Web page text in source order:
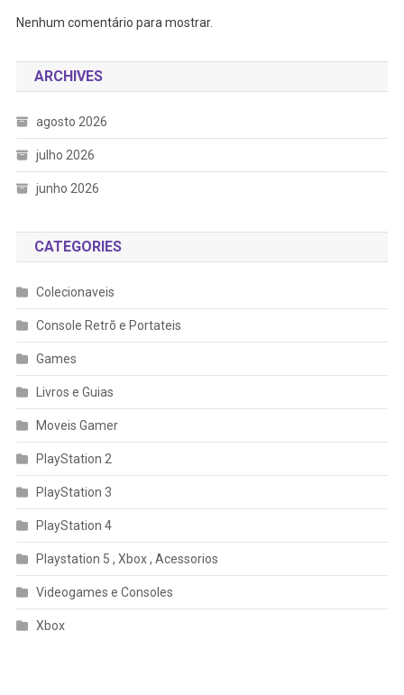
Nenhum comentário para mostrar.
ARCHIVES
agosto 2026
julho 2026
junho 2026
CATEGORIES
Colecionaveis
Console Retrõ e Portateis
Games
Livros e Guias
Moveis Gamer
PlayStation 2
PlayStation 3
PlayStation 4
Playstation 5 , Xbox , Acessorios
Videogames e Consoles
Xbox